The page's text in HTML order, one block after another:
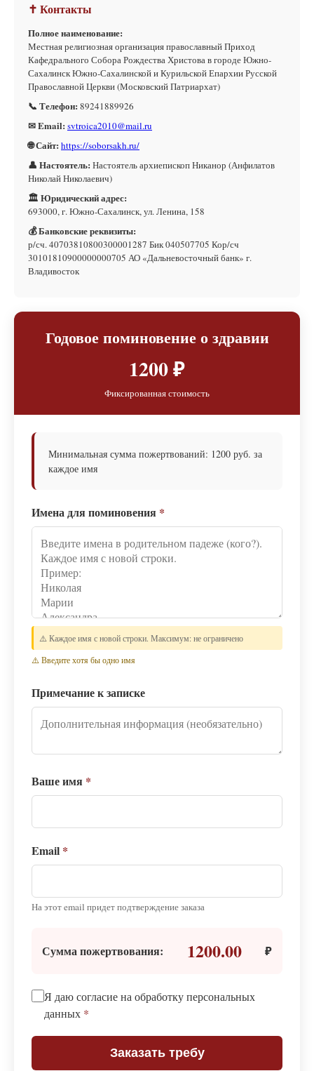
✝ Контакты
Полное наименование:
Местная религиозная организация православный Приход
Кафедрального Собора Рождества Христова в городе Южно-
Сахалинск Южно-Сахалинской и Курильской Епархии Русской
Православной Церкви (Московский Патриархат)
📞 Телефон: 89241889926
✉ Email: svtroica2010@mail.ru
🌐 Сайт: https://soborsakh.ru/
👤 Настоятель: Настоятель архиепископ Никанор (Анфилатов
Николай Николаевич)
🏛 Юридический адрес:
693000, г. Южно-Сахалинск, ул. Ленина, 158
💰 Банковские реквизиты:
р/сч. 40703810800300001287 Бик 040507705 Кор/сч
30101810900000000705 АО «Дальневосточный банк» г.
Владивосток
Годовое поминовение о здравии
1200 ₽
Фиксированная стоимость
Минимальная сумма пожертвований: 1200 руб. за
каждое имя
Имена для поминовения *
⚠️ Каждое имя с новой строки. Максимум: не ограничено
⚠️ Введите хотя бы одно имя
Примечание к записке
Ваше имя *
Email *
На этот email придет подтверждение заказа
Сумма пожертвования: 1200.00 ₽
Я даю согласие на обработку персональных
данных *
Заказать требу